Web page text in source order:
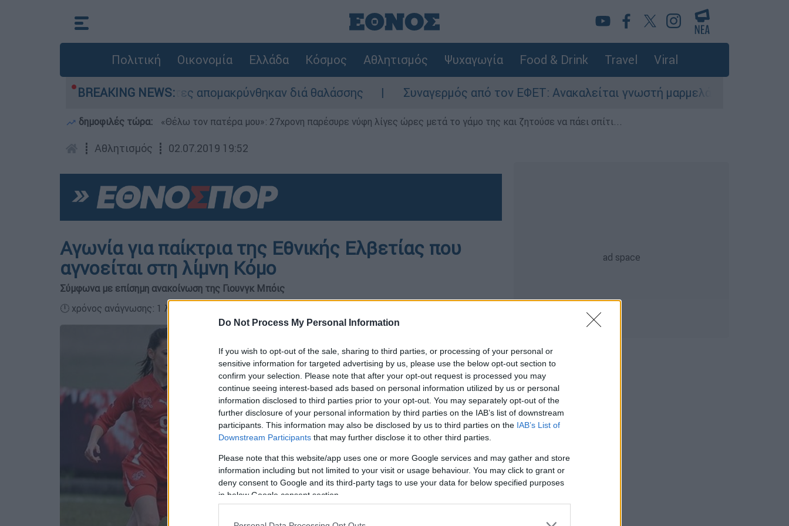
Do Not Process My Personal Information
If you wish to opt-out of the sale, sharing to third parties, or processing of your personal or
sensitive information for targeted advertising by us, please use the below opt-out section to
confirm your selection. Please note that after your opt-out request is processed you may
continue seeing interest-based ads based on personal information utilized by us or personal
information disclosed to third parties prior to your opt-out. You may separately opt-out of the
further disclosure of your personal information by third parties on the IAB’s list of downstream
participants. This information may also be disclosed by us to third parties on the IAB’s List of
Downstream Participants that may further disclose it to other third parties.
Please note that this website/app uses one or more Google services and may gather and store
information including but not limited to your visit or usage behaviour. You may click to grant or
deny consent to Google and its third-party tags to use your data for below specified purposes
in below Google consent section.
Πολιτική Οικονομία Ελλάδα Κόσμος Αθλητισμός Ψυχαγωγία Food & Drink Travel Viral
BREAKING NEWS:
διάσωσης - 254 πολίτες απομακρύνθηκαν διά θαλάσσης Συναγερμός από τον ΕΦΕΤ: Ανακαλείται γνωστή μαρμελάδα - Κίνδυνος
δημοφιλές τώρα: «Θέλω τον πατέρα μου»: 27χρονη παρέσυρε νύφη λίγες ώρες μετά το γάμο της και ζητούσε να πάει σπίτι...
┋ Αθλητισμός ┋ 02.07.2019 19:52
Αγωνία για παίκτρια της Εθνικής Ελβετίας που
αγνοείται στη λίμνη Κόμο
Σύμφωνα με επίσημη ανακοίνωση της Γιουνγκ Μπόις
🕛 χρόνος ανάγνωσης: 1 λεπτό ┋